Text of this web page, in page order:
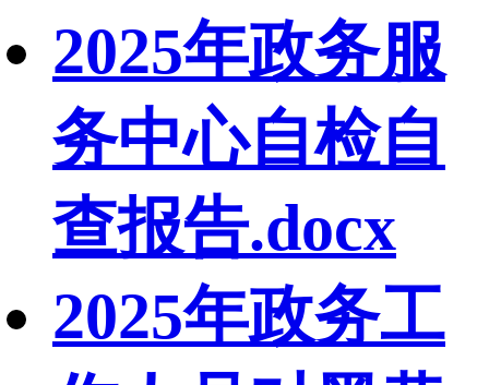
2025年政务服
务中心自检自
查报告.docx
2025年政务工